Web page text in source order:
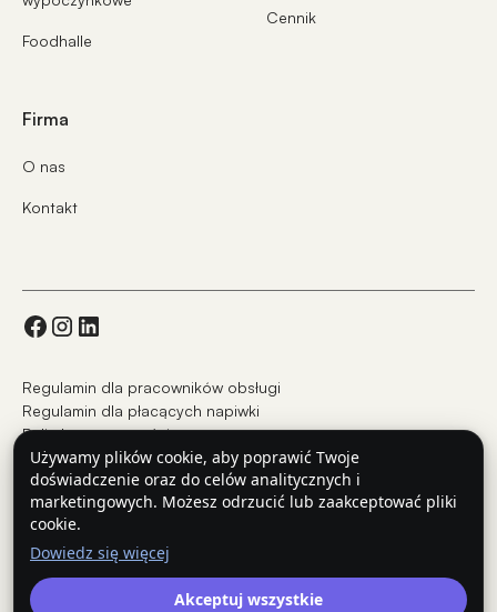
Foodhalle
Cennik
Firma
O nas
Kontakt
Regulamin dla pracowników obsługi
Regulamin dla płacących napiwki
Polityka prywatności
© UAB GlobalTips Europa 2025
GlobalTips jest znakiem towarowym lub zarejestrowanym znakiem towarowym
UAB GlobalTips Europe.
O ile nie zaznaczono inaczej, używanie logo stron trzecich nie oznacza
Używamy plików cookie, aby poprawić Twoje
doświadczenie oraz do celów analitycznych i
marketingowych. Możesz odrzucić lub zaakceptować pliki
cookie.
Dowiedz się więcej
Akceptuj wszystkie